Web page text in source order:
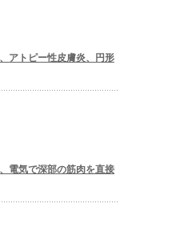
アトピー性皮膚炎、円形
電気で深部の筋肉を直接